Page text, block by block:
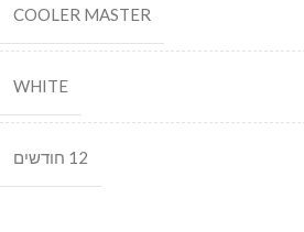
COOLER MASTER
WHITE
12 חודשים